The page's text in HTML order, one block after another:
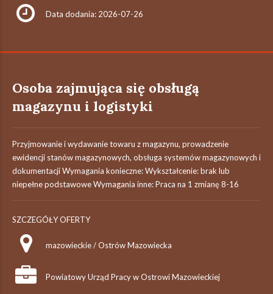
Data dodania: 2026-07-26
Osoba zajmująca się obsługą
magazynu i logistyki
Przyjmowanie i wydawanie towaru z magazynu, prowadzenie
ewidencji stanów magazynowych, obsługa systemów magazynowych i
dokumentacji Wymagania konieczne: Wykształcenie: brak lub
niepełne podstawowe Wymagania inne: Praca na 1 zmianę 8-16
SZCZEGÓŁY OFERTY
mazowieckie / Ostrów Mazowiecka
Powiatowy Urząd Pracy w Ostrowi Mazowieckiej